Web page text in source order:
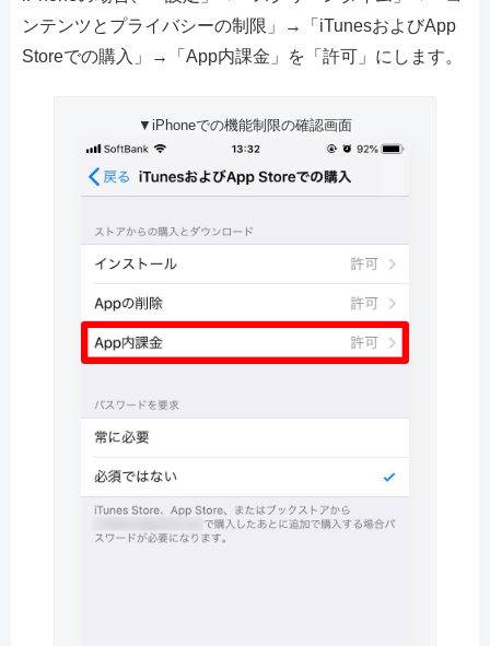
ンテンツとプライバシーの制限」→「iTunesおよびApp
Storeでの購入」→「App内課金」を「許可」にします。
▼iPhoneでの機能制限の確認画面